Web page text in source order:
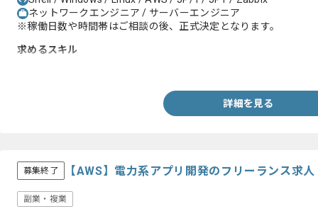
ネットワークエンジニア / サーバーエンジニア
※稼働日数や時間帯はご相談の後、正式決定となります。
求めるスキル
詳細を見る
募集終了 【AWS】電力系アプリ開発のフリーランス求
副業・複業